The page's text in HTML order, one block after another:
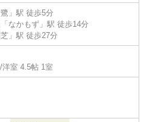
」駅 徒歩5分
「 なかもず 」駅 徒歩14分
」駅 徒歩27分
/洋室 4.5帖 1室